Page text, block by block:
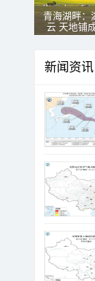
青海湖畔：
云 天地铺
新闻资讯